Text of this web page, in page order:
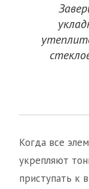
Когда все
укрепляют
приступать к